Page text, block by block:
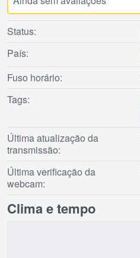
Status:
País:
Fuso horário:
Tags:
Última atualização da
transmissão:
Última verificação da
webcam:
Clima e tempo